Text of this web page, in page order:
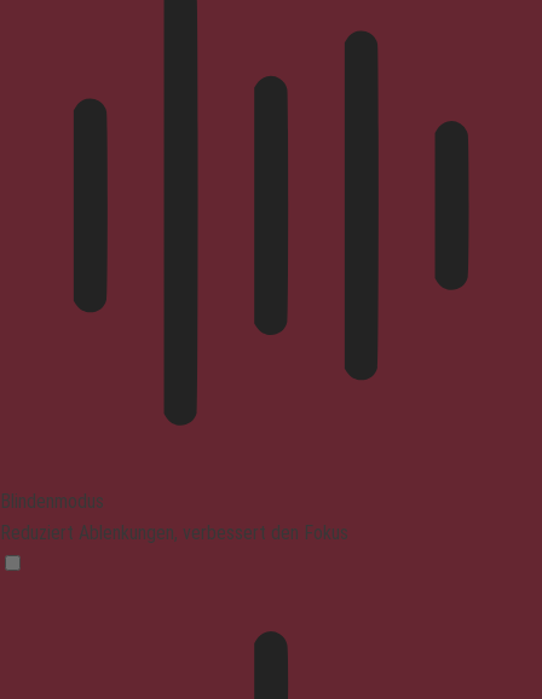
Blindenmodus
Reduziert Ablenkungen, verbessert den Fokus